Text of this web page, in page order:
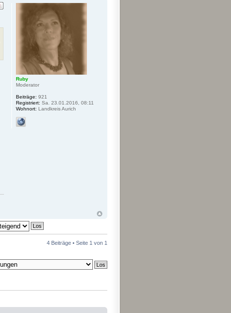
Ruby
Moderator
Beiträge: 921
Registriert: Sa. 23.01.2016, 08:11
Wohnort: Landkreis Aurich
4 Beiträge • Seite 1 von 1